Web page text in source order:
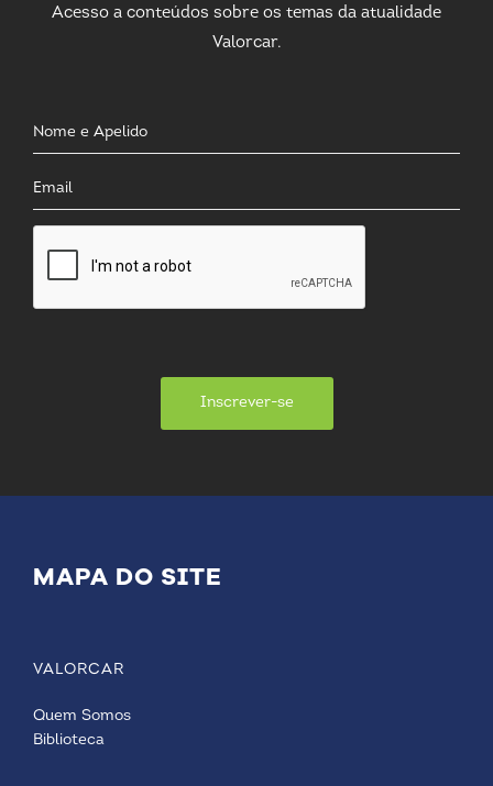
Acesso a conteúdos sobre os temas da atualidade
Valorcar.
Inscrever-se
MAPA DO SITE
VALORCAR
Quem Somos
Biblioteca